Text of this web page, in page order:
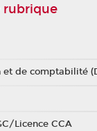
rubrique
de comptabilité
Licence CCA